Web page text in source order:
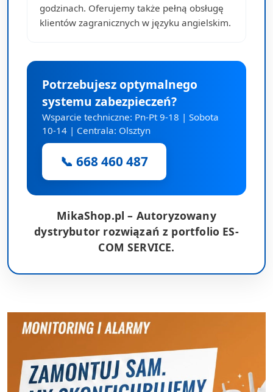
godzinach. Oferujemy także pełną obsługę
klientów zagranicznych w języku angielskim.
Potrzebujesz optymalnego
systemu zabezpieczeń?
Wsparcie techniczne: Pn-Pt 9-18 | Sobota
10-14 | Centrala: Olsztyn
📞 668 460 487
MikaShop.pl – Autoryzowany
dystrybutor rozwiązań z portfolio ES-
COM SERVICE.